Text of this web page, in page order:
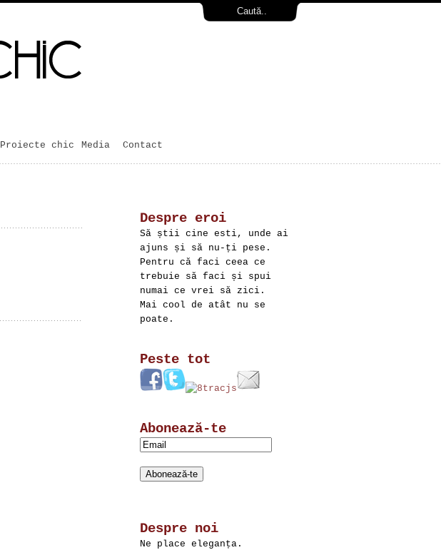
Proiecte chic Media Contact
Despre eroi
Să știi cine esti, unde ai
ajuns și să nu-ți pese.
Pentru că faci ceea ce
trebuie să faci și spui
numai ce vrei să zici.
Mai cool de atât nu se
poate.
Peste tot
Abonează-te
Despre noi
Ne place eleganța.